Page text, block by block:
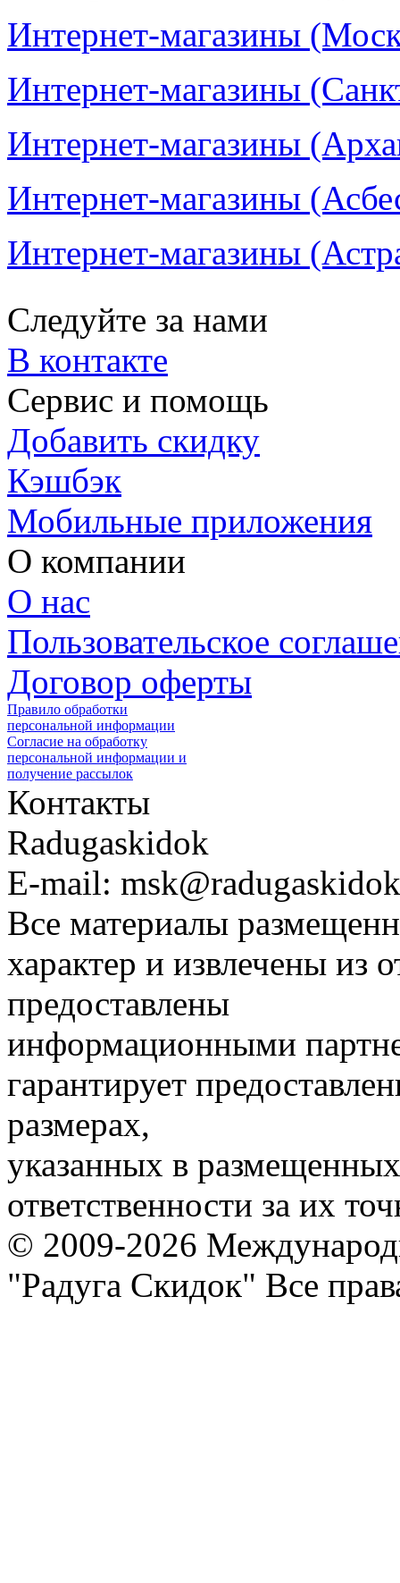
Интернет-магазины
Интернет-магазины
Интернет-магазины
Интернет-магазины
Интернет-магазины
Следуйте за нами
В контакте
Сервис и помощь
Добавить скидку
Кэшбэк
Мобильные приложения
О компании
О нас
Пользовательское
Договор оферты
Правило обработки
персональной информации
Согласие на обработку
персональной информации и
получение рассылок
Контакты
Radugaskidok
E-mail:
Все материалы
характер и извлечены из
предоставлены
информационными
гарантирует
размерах,
указанных в
ответственности за их
© 2009-2026
"Радуга Скидок" Все